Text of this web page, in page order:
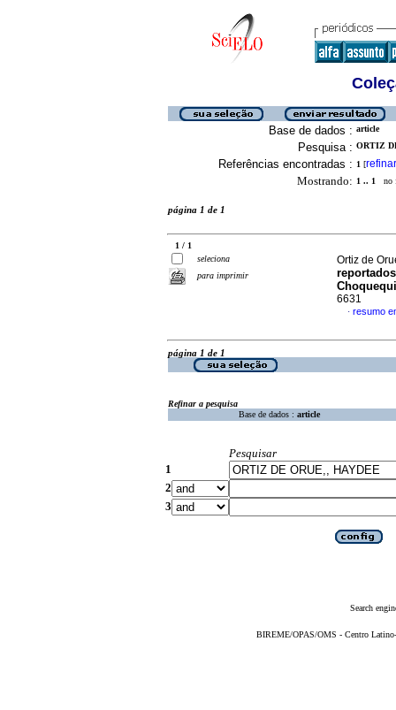
Base de dados : article
Pesquisa : ORTIZ
Referências encontradas : 1 [refinar
Mostrando: 1 .. 1 no
página 1 de 1
1 / 1
seleciona
para imprimir
Ortiz de
6631
· resumo
página 1 de 1
Refinar a pesquisa
Base de dados : article
Pesquisar
1
2
3
Search
BIREME/OPAS/OMS - Centro Latino-